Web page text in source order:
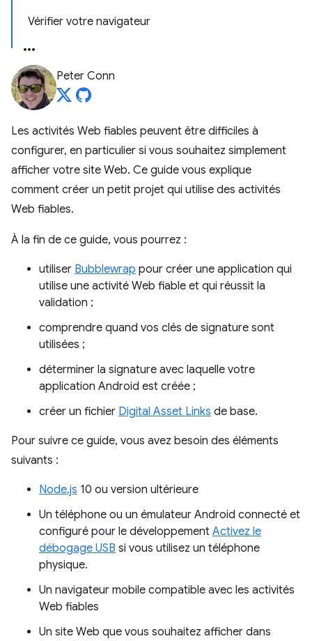
Vérifier votre navigateur
Peter Conn
Les activités Web fiables peuvent être difficiles à
configurer, en particulier si vous souhaitez simplement
afficher votre site Web. Ce guide vous explique
comment créer un petit projet qui utilise des activités
Web fiables.
À la fin de ce guide, vous pourrez :
utiliser Bubblewrap pour créer une application qui
utilise une activité Web fiable et qui réussit la
validation ;
comprendre quand vos clés de signature sont
utilisées ;
déterminer la signature avec laquelle votre
application Android est créée ;
créer un fichier Digital Asset Links de base.
Pour suivre ce guide, vous avez besoin des éléments
suivants :
Node.js 10 ou version ultérieure
Un téléphone ou un émulateur Android connecté et
configuré pour le développement Activez le
débogage USB si vous utilisez un téléphone
physique.
Un navigateur mobile compatible avec les activités
Web fiables
Un site Web que vous souhaitez afficher dans